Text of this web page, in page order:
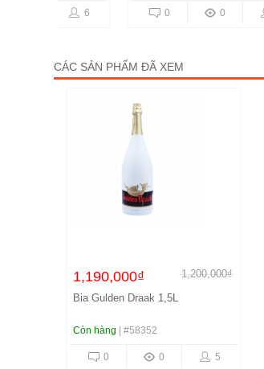
6
0
CÁC SẢN PHẨM ĐÃ XEM
1,190,000₫
1,200,000₫
Bia Gulden Draak 1,5L
Còn hàng | #58352
5
0
0